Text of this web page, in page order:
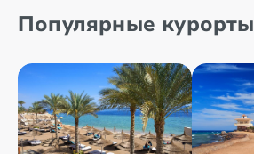
Популярные курорты